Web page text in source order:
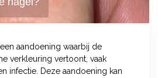
aandoening waarbij de
verkleuring vertoont, vaak
infectie. Deze aandoening kan